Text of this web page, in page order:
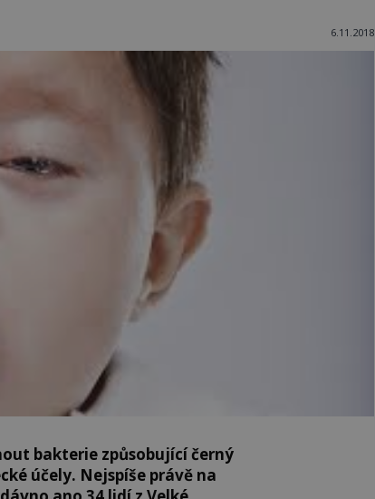
6.11.2018
bakterie způsobující černý
účely. Nejspíše právě na